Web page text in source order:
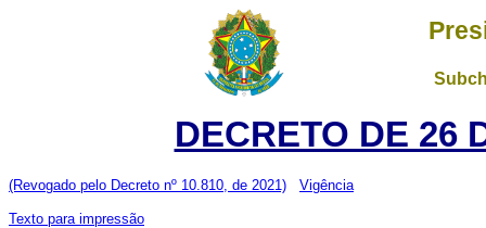
DECRETO DE 26
(Revogado pelo Decreto nº 10.810, de 2021) Vigência
Texto para impressão